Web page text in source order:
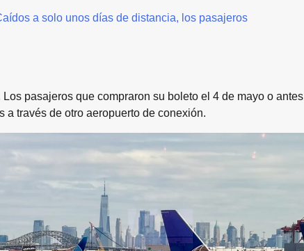
a solo unos días de distancia, los pasajeros
Los pasajeros que compraron su boleto el 4 de mayo o antes
a través de otro aeropuerto de conexión.